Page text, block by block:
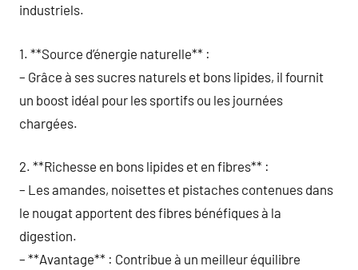
industriels.
1. **Source d’énergie naturelle** :
– Grâce à ses sucres naturels et bons lipides, il fournit
un boost idéal pour les sportifs ou les journées
chargées.
2. **Richesse en bons lipides et en fibres** :
– Les amandes, noisettes et pistaches contenues dans
le nougat apportent des fibres bénéfiques à la
digestion.
– **Avantage** : Contribue à un meilleur équilibre